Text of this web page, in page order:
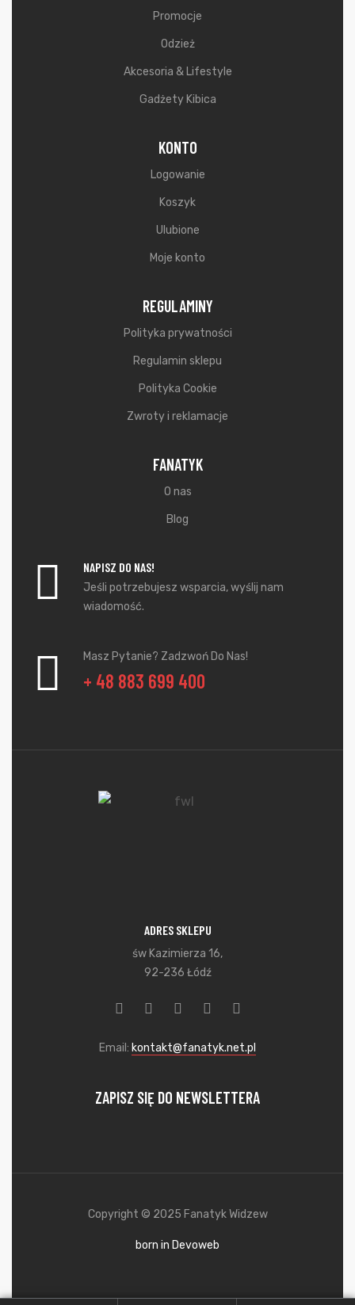
Promocje
Odzież
Akcesoria & Lifestyle
Gadżety Kibica
KONTO
Logowanie
Koszyk
Ulubione
Moje konto
REGULAMINY
Polityka prywatności
Regulamin sklepu
Polityka Cookie
Zwroty i reklamacje
FANATYK
O nas
Blog
NAPISZ DO NAS!
Jeśli potrzebujesz wsparcia, wyślij nam
wiadomość.
Masz Pytanie? Zadzwoń Do Nas!
+ 48 883 699 400
ADRES SKLEPU
św Kazimierza 16,
92-236 Łódź
Email: kontakt@fanatyk.net.pl
ZAPISZ SIĘ DO NEWSLETTERA
Copyright © 2025 Fanatyk Widzew
born in Devoweb